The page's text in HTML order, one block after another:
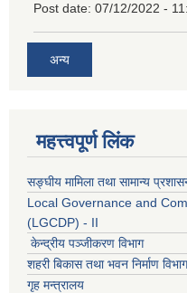
Post date: 07/12/2022 -
अन्य
महत्त्वपूर्ण लिंक
सङ्घीय मामिला तथा सामान्य
Local Governance and
(LGCDP) - II
केन्द्रीय पञ्जीकरण विभाग
शहरी बिकास तथा भवन निर्माण विभाग
गृह मन्त्रालय